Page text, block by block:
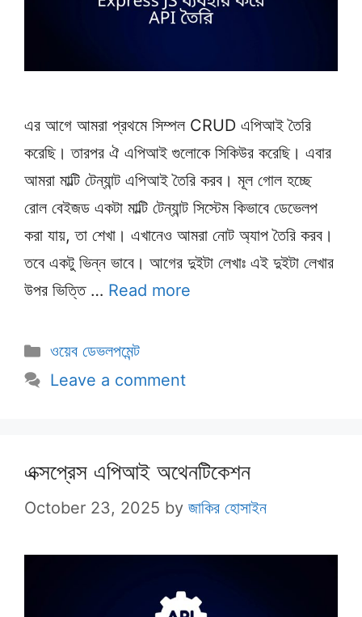
এর আগে আমরা প্রথমে সিম্পল CRUD এপিআই তৈরি
করেছি। তারপর ঐ এপিআই গুলোকে সিকিউর করেছি। এবার
আমরা মাল্টি টেন্যান্ট এপিআই তৈরি করব। মূল গোল হচ্ছে
রোল বেইজড একটা মাল্টি টেন্যান্ট সিস্টেম কিভাবে ডেভেলপ
করা যায়, তা শেখা। এখানেও আমরা নোট অ্যাপ তৈরি করব।
তবে একটু ভিন্ন ভাবে। আগের দুইটা লেখাঃ এই দুইটা লেখার
উপর ভিত্তি … Read more
Categories
ওয়েব ডেভলপমেন্ট
Leave a comment
এক্সপ্রেস এপিআই অথেনটিকেশন
October 23, 2025 by জাকির হোসাইন